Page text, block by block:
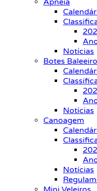
Apneia
Notícias
Botes
Notícias
Canoagem
Notícias